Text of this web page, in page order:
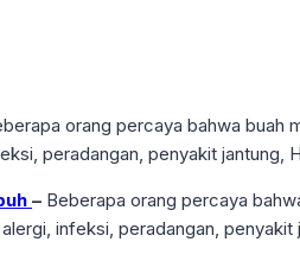
– Beberapa orang percaya
infeksi, peradangan, penyakit